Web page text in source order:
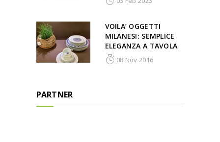
VOILA’ OGGETTI
MILANESI: SEMPLICE
ELEGANZA A TAVOLA
08 Nov 2016
PARTNER